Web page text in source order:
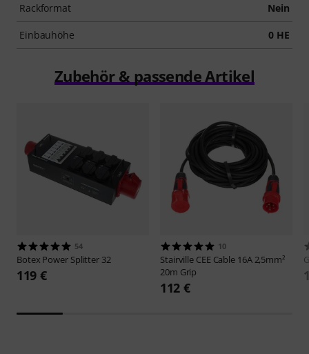
Rackformat Nein
Einbauhöhe 0 HE
Zubehör & passende Artikel
54
Botex Power Splitter 32
119 €
10
Stairville CEE Cable 16A 2,5mm²
20m Grip
112 €